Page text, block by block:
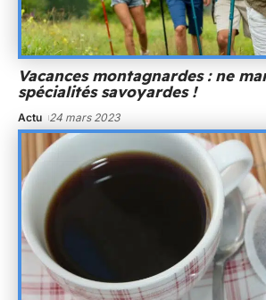
Vacances montagnardes : ne
spécialités savoyardes !
Actu 24 mars 2023